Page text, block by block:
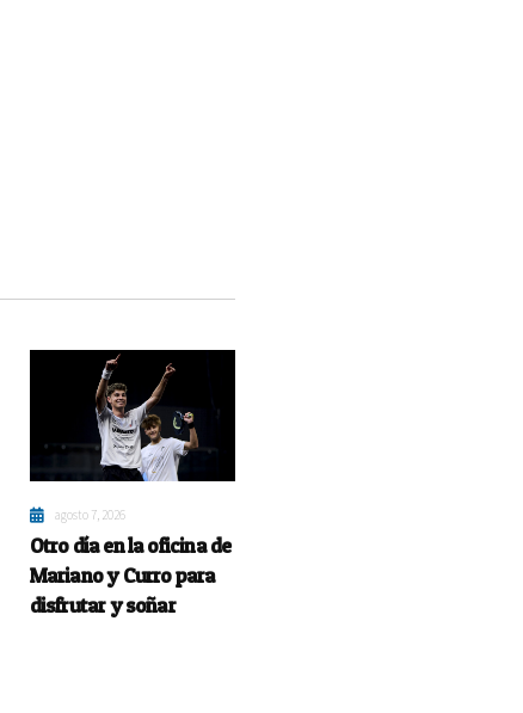
agosto 7, 2026
Otro día en la oficina de
Mariano y Curro para
disfrutar y soñar